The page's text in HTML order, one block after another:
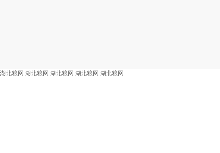
湖北粮网 湖北粮网 湖北粮网 湖北粮网 湖北粮网